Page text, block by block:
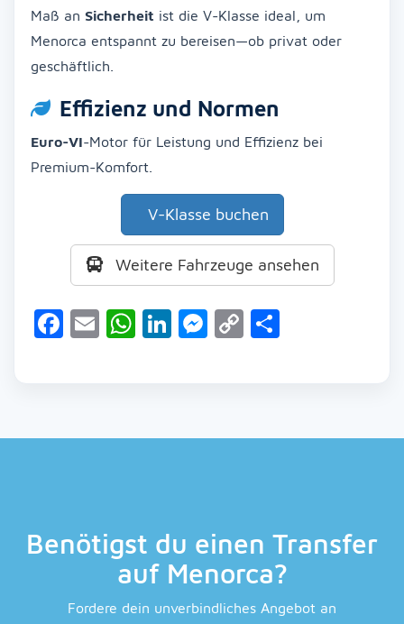
Maß an Sicherheit ist die V-Klasse ideal, um
Menorca entspannt zu bereisen—ob privat oder
geschäftlich.
Effizienz und Normen
Euro-VI-Motor für Leistung und Effizienz bei
Premium-Komfort.
V-Klasse buchen
Weitere Fahrzeuge ansehen
Facebook
EmailWhatsApp
LinkedIn
Messenger
Copy
Benötigst du einen Transfer
auf Menorca?
Fordere dein unverbindliches Angebot an